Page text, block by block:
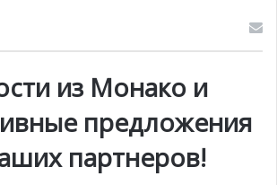
из Монако и
предложения
партнеров!